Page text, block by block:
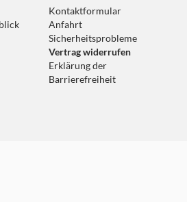
Kontaktformular
Anfahrt
Sicherheitsprobleme
Vertrag widerrufen
Erklärung der
Barrierefreiheit